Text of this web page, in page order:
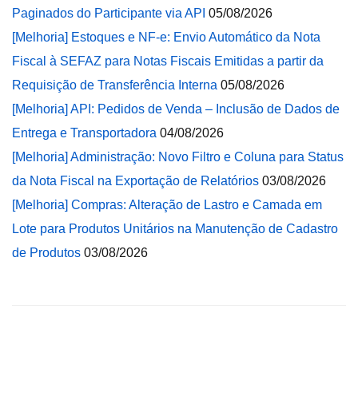
Paginados do Participante via API 05/08/2026
[Melhoria] Estoques e NF-e: Envio Automático da Nota
Fiscal à SEFAZ para Notas Fiscais Emitidas a partir da
Requisição de Transferência Interna 05/08/2026
[Melhoria] API: Pedidos de Venda – Inclusão de Dados de
Entrega e Transportadora 04/08/2026
[Melhoria] Administração: Novo Filtro e Coluna para Status
da Nota Fiscal na Exportação de Relatórios 03/08/2026
[Melhoria] Compras: Alteração de Lastro e Camada em
Lote para Produtos Unitários na Manutenção de Cadastro
de Produtos 03/08/2026